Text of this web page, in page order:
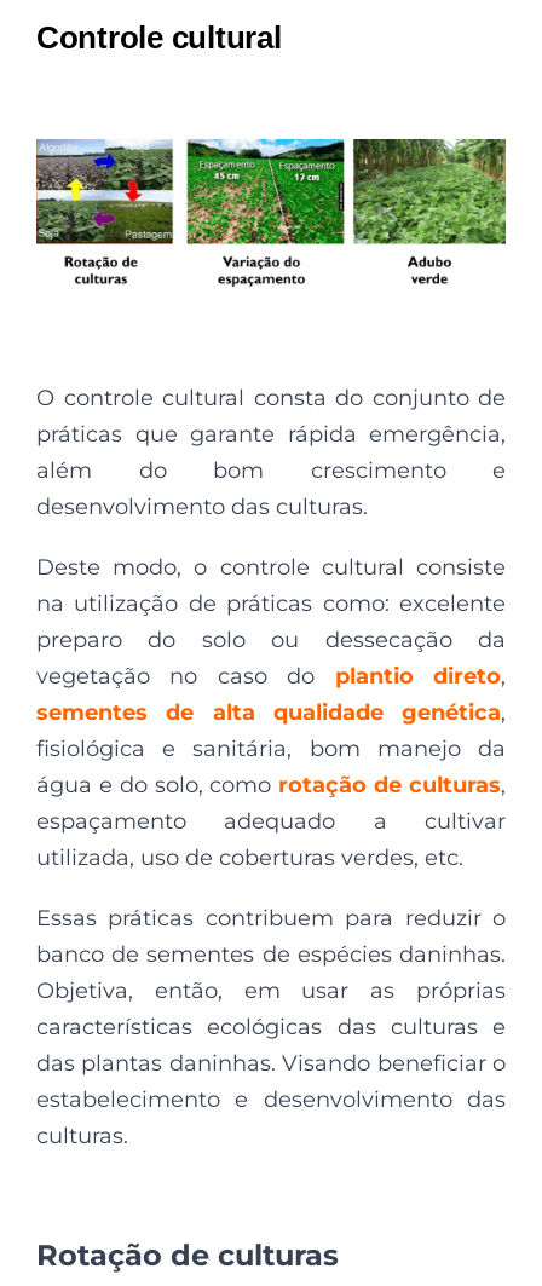
Controle cultural
O controle cultural consta do conjunto de
práticas que garante rápida emergência,
além do bom crescimento e
desenvolvimento das culturas.
Deste modo, o controle cultural consiste
na utilização de práticas como: excelente
preparo do solo ou dessecação da
vegetação no caso do plantio direto,
sementes de alta qualidade genética,
fisiológica e sanitária, bom manejo da
água e do solo, como rotação de culturas,
espaçamento adequado a cultivar
utilizada, uso de coberturas verdes, etc.
Essas práticas contribuem para reduzir o
banco de sementes de espécies daninhas.
Objetiva, então, em usar as próprias
características ecológicas das culturas e
das plantas daninhas. Visando beneficiar o
estabelecimento e desenvolvimento das
culturas.
Rotação de culturas